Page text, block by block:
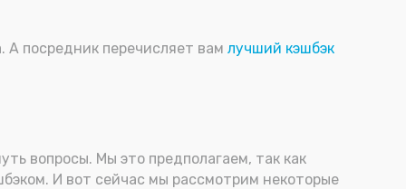
А посредник перечисляет вам лучший кэшбэк
вопросы. Мы это предполагаем, так как
И вот сейчас мы рассмотрим некоторые